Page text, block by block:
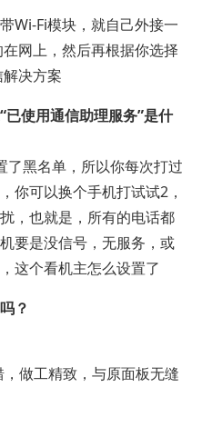
Wi-Fi模块，就自己外接一
网上，然后再根据你选择
决方案
使用通信助理服务”是什
了黑名单，所以你每次打过
你可以换个手机打试试2，
，也就是，所有的电话都
要是没信号，无服务，或
这个看机主怎么设置了
？
做工精致，与原面板无缝